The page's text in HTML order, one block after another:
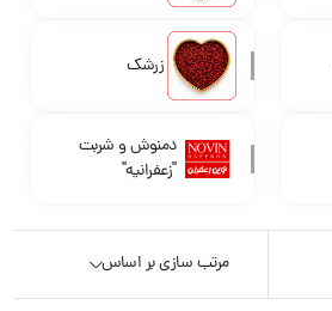
زرشک
دمنوش و شربت
"زعفرانیه"
مرتب سازی بر اساس